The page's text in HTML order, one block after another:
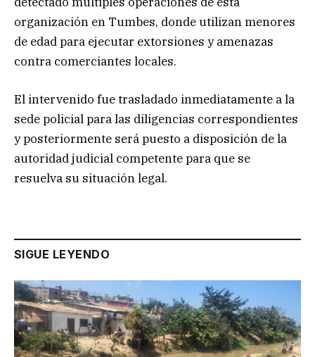
organización en Tumbes, donde utilizan menores
de edad para ejecutar extorsiones y amenazas
contra comerciantes locales.
El intervenido fue trasladado inmediatamente a la
sede policial para las diligencias correspondientes
y posteriormente será puesto a disposición de la
autoridad judicial competente para que se
resuelva su situación legal.
SIGUE LEYENDO